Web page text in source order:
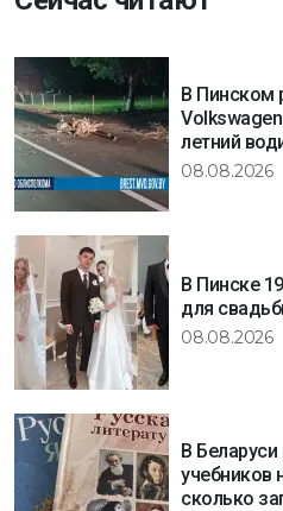
В Пинском
летний
08.08.2026
В Пинске
для
08.08.2026
В
учебников
сколько